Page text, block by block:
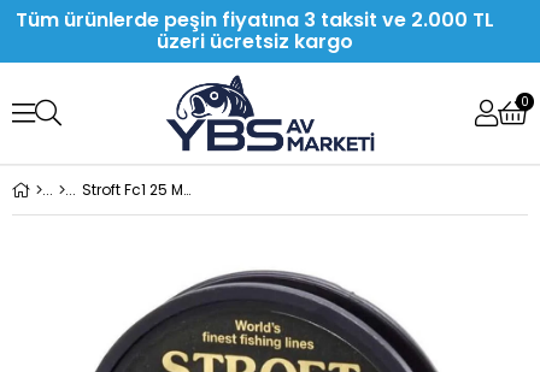
Tüm ürünlerde peşin fiyatına 3 taksit ve 2.000 TL
üzeri ücretsiz kargo
0
Stroft Fc1 25 Metre Fluorocarbon Misina